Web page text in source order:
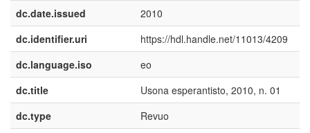
dc.date.issued
2010
dc.identifier.uri
https://hdl.handle.net/11013/4209
dc.language.iso
eo
dc.title
Usona esperantisto, 2010, n. 01
dc.type
Revuo